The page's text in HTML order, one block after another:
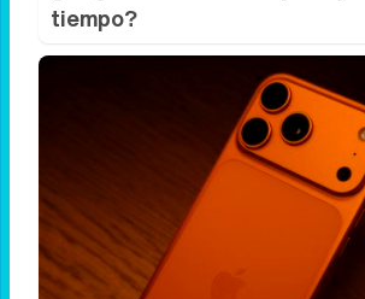
Silencio que enamora
¿Te gustaría conducir y
tiempo?